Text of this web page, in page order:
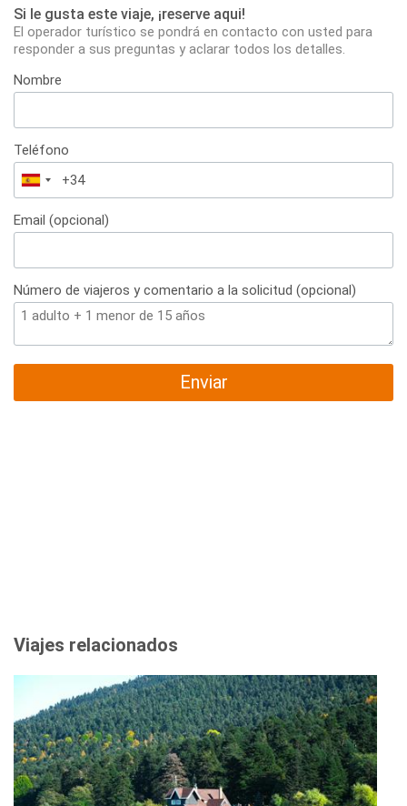
Si le gusta este viaje, ¡reserve aqui!
El operador turístico se pondrá en contacto con usted para
responder a sus preguntas y aclarar todos los detalles.
Nombre
Teléfono
España
+34
Email (opcional)
Número de viajeros y comentario a la solicitud (opcional)
Enviar
Viajes relacionados